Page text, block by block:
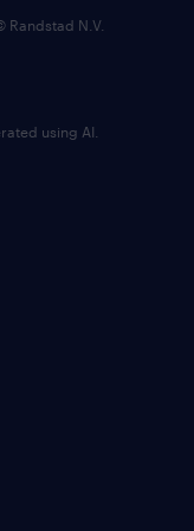
N.V.
using AI.